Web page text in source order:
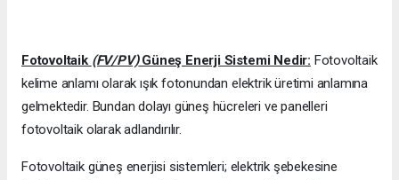
Fotovoltaik (FV/PV)Güneş Enerji Sistemi Nedir: Fotovoltaik
kelime anlamı olarak ışık fotonundan elektrik üretimi anlamına
gelmektedir. Bundan dolayı güneş hücreleri ve panelleri
fotovoltaik olarak adlandırılır.
Fotovoltaik güneş enerjisi sistemleri; elektrik şebekesine